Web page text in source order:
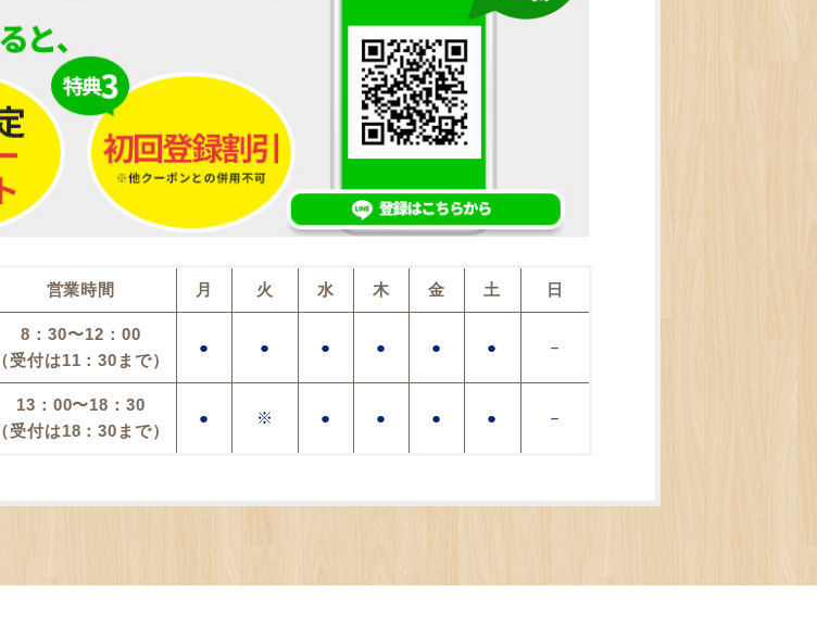
営業時間 月 火 水 木 金 土 日
8：30〜12：00
（受付は11：30まで）
● ● ● ● ● ● －
13：00〜18：30
（受付は18：30まで）
● ※ ● ● ● ● －